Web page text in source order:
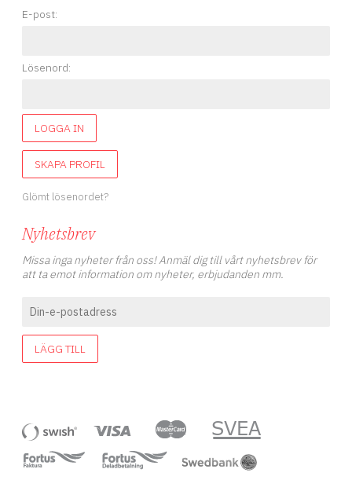
E-post:
Lösenord:
LOGGA IN
SKAPA PROFIL
Glömt lösenordet?
Nyhetsbrev
Missa inga nyheter från oss! Anmäl dig till vårt nyhetsbrev för
att ta emot information om nyheter, erbjudanden mm.
LÄGG TILL